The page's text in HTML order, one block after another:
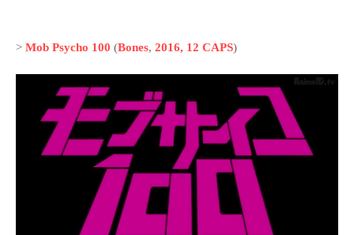
> Mob Psycho 100 (Bones, 2016, 12 CAPS)